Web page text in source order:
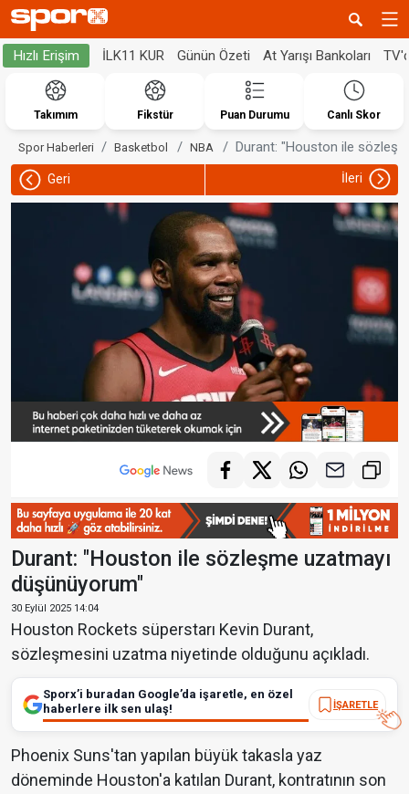
Hızlı Erişim İLK11 KUR Günün Özeti At Yarışı Bankoları
Takımım Fikstür Puan Durumu Canlı Skor
Spor Haberleri Basketbol NBA Durant: "Houston ile
Geri İleri
Durant: "Houston ile sözleşme uzatmayı
düşünüyorum"
30 Eylül 2025 14:04
Houston Rockets süperstarı Kevin Durant,
sözleşmesini uzatma niyetinde olduğunu açıkladı.
Sporx’i buradan Google’da işaretle, en özel
haberlere ilk sen ulaş!
İŞARETLE
Phoenix Suns'tan yapılan büyük takasla yaz
döneminde Houston'a katılan Durant, kontratının son